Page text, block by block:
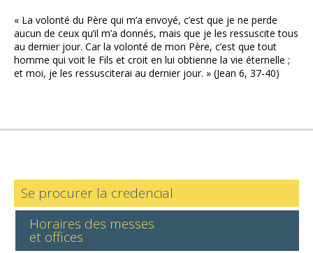
« La volonté du Père qui m’a envoyé, c’est que je ne perde
aucun de ceux qu’il m’a donnés, mais que je les ressuscite tous
au dernier jour. Car la volonté de mon Père, c’est que tout
homme qui voit le Fils et croit en lui obtienne la vie éternelle ;
et moi, je les ressusciterai au dernier jour. » (Jean 6, 37-40)
Se procurer la credencial
Horaires des messes
et offices